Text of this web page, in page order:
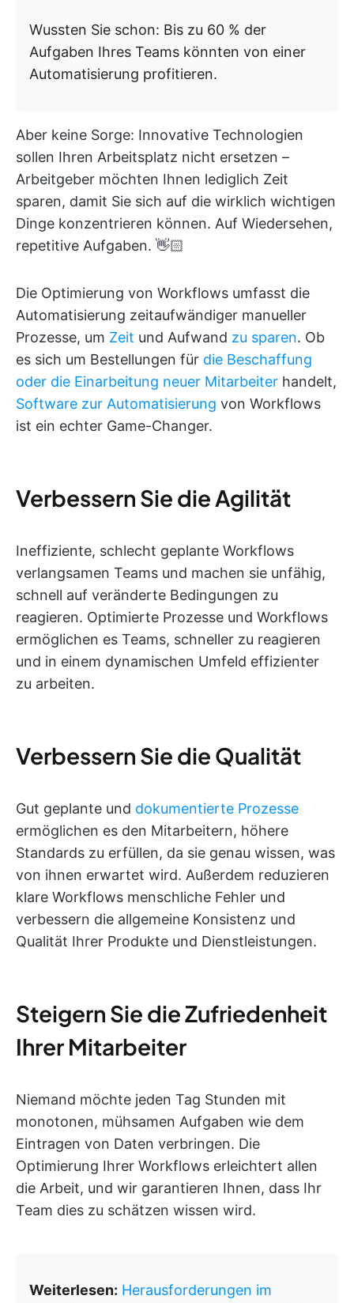
Wussten Sie schon: Bis zu 60 % der
Aufgaben Ihres Teams könnten von einer
Automatisierung profitieren.
Aber keine Sorge: Innovative Technologien
sollen Ihren Arbeitsplatz nicht ersetzen –
Arbeitgeber möchten Ihnen lediglich Zeit
sparen, damit Sie sich auf die wirklich wichtigen
Dinge konzentrieren können. Auf Wiedersehen,
repetitive Aufgaben. 👋🏻
Die Optimierung von Workflows umfasst die
Automatisierung zeitaufwändiger manueller
Prozesse, um Zeit und Aufwand zu sparen. Ob
es sich um Bestellungen für die Beschaffung
oder die Einarbeitung neuer Mitarbeiter handelt,
Software zur Automatisierung von Workflows
ist ein echter Game-Changer.
Verbessern Sie die Agilität
Ineffiziente, schlecht geplante Workflows
verlangsamen Teams und machen sie unfähig,
schnell auf veränderte Bedingungen zu
reagieren. Optimierte Prozesse und Workflows
ermöglichen es Teams, schneller zu reagieren
und in einem dynamischen Umfeld effizienter
zu arbeiten.
Verbessern Sie die Qualität
Gut geplante und dokumentierte Prozesse
ermöglichen es den Mitarbeitern, höhere
Standards zu erfüllen, da sie genau wissen, was
von ihnen erwartet wird. Außerdem reduzieren
klare Workflows menschliche Fehler und
verbessern die allgemeine Konsistenz und
Qualität Ihrer Produkte und Dienstleistungen.
Steigern Sie die Zufriedenheit
Ihrer Mitarbeiter
Niemand möchte jeden Tag Stunden mit
monotonen, mühsamen Aufgaben wie dem
Eintragen von Daten verbringen. Die
Optimierung Ihrer Workflows erleichtert allen
die Arbeit, und wir garantieren Ihnen, dass Ihr
Team dies zu schätzen wissen wird.
Weiterlesen: Herausforderungen im